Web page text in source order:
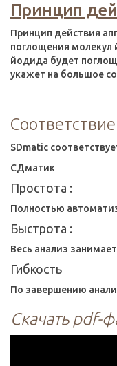
Принцип
Принцип действия
поглощения молекул
йодида будет
укажет на большое
SDmatic
СДматик
Простота :
Полностью
Быстрота :
Весь анализ
Гибкость
По завершению
Скачать